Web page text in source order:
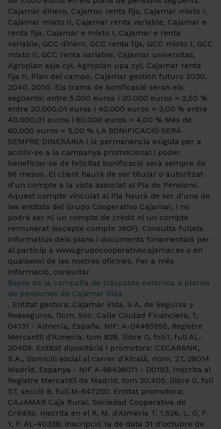
Cajamar dinero, Cajamar renta fija, Cajamar mixto I,
Cajamar mixto II, Cajamar renta variable, Cajamar e
renta fija, Cajamar e mixto I, Cajamar e renta
variable, GCC dinero, GCC renta fija, GCC mixto I, GCC
mixto II, GCC renta variable, Cajamar universitas,
Agroplan asja cyl, Agroplan upa cyl, Cajamar renta
fija II, Plan del campo, Cajamar gestión futuro 2030,
2040, 2050. Els trams de bonificació seran els
següents: entre 5.000 euros i 20.000 euros = 2,50 %
entre 20.000,01 euros i 40.000 euros = 3,00 % entre
40.000,01 euros i 60.000 euros = 4,00 % Més de
60.000 euros = 5,00 % LA BONIFICACIÓ SERÀ
SEMPRE DINERÀRIA i la permanència exigida per a
acollir-se a la campanya promocional i poder
beneficiar-se de felicitat bonificació serà sempre de
96 mesos. El client haurà de ser titular o autoritzat
d'un compte a la vista associat al Pla de Pensions.
Aquest compte vinculat al Pla haurà de ser d'una de
les entitats del Grupo Cooperativo Cajamar, i no
podrà ser ni un compte de crèdit ni un compte
remunerat (excepte compte 360º). Consulta fullets
informatius dels plans i documents fonamentals per
al partícip a www.grupocooperativocajamar.es o en
qualsevol de les nostres oficines. Per a més
informació, consultar
Bases de la campaña de traspasos externos a planes
de pensiones de Cajamar Vida
. Entitat gestora: Cajamar Vida, S.A. de Seguros y
Reaseguros, Dom. Soc. Calle Ciudad Financiera, 1,
04131 - Almería, España. NIF: A-04465555, Registre
Mercantil d'Almeria, tom 838, llibre O, foli.1, full AL-
20409. Entitat dipositària i promotora: CECABANK,
S.A., domicili social al carrer d'Alcalá, núm. 27, 28014
Madrid, Espanya - NIF A-86436011 - D0193. Inscrita al
Registre Mercantil de Madrid, tom 30.405, llibre 0, foli
57, secció 8, full M-547250. Entitat promotora:
CAJAMAR Caja Rural, Sociedad Cooperativa de
Crédito. Inscrita en el R. M. d'Almeria T. 1.526, L. 0, F.
1, F. AL-40338, inscripció 1a de data 31 d'octubre de